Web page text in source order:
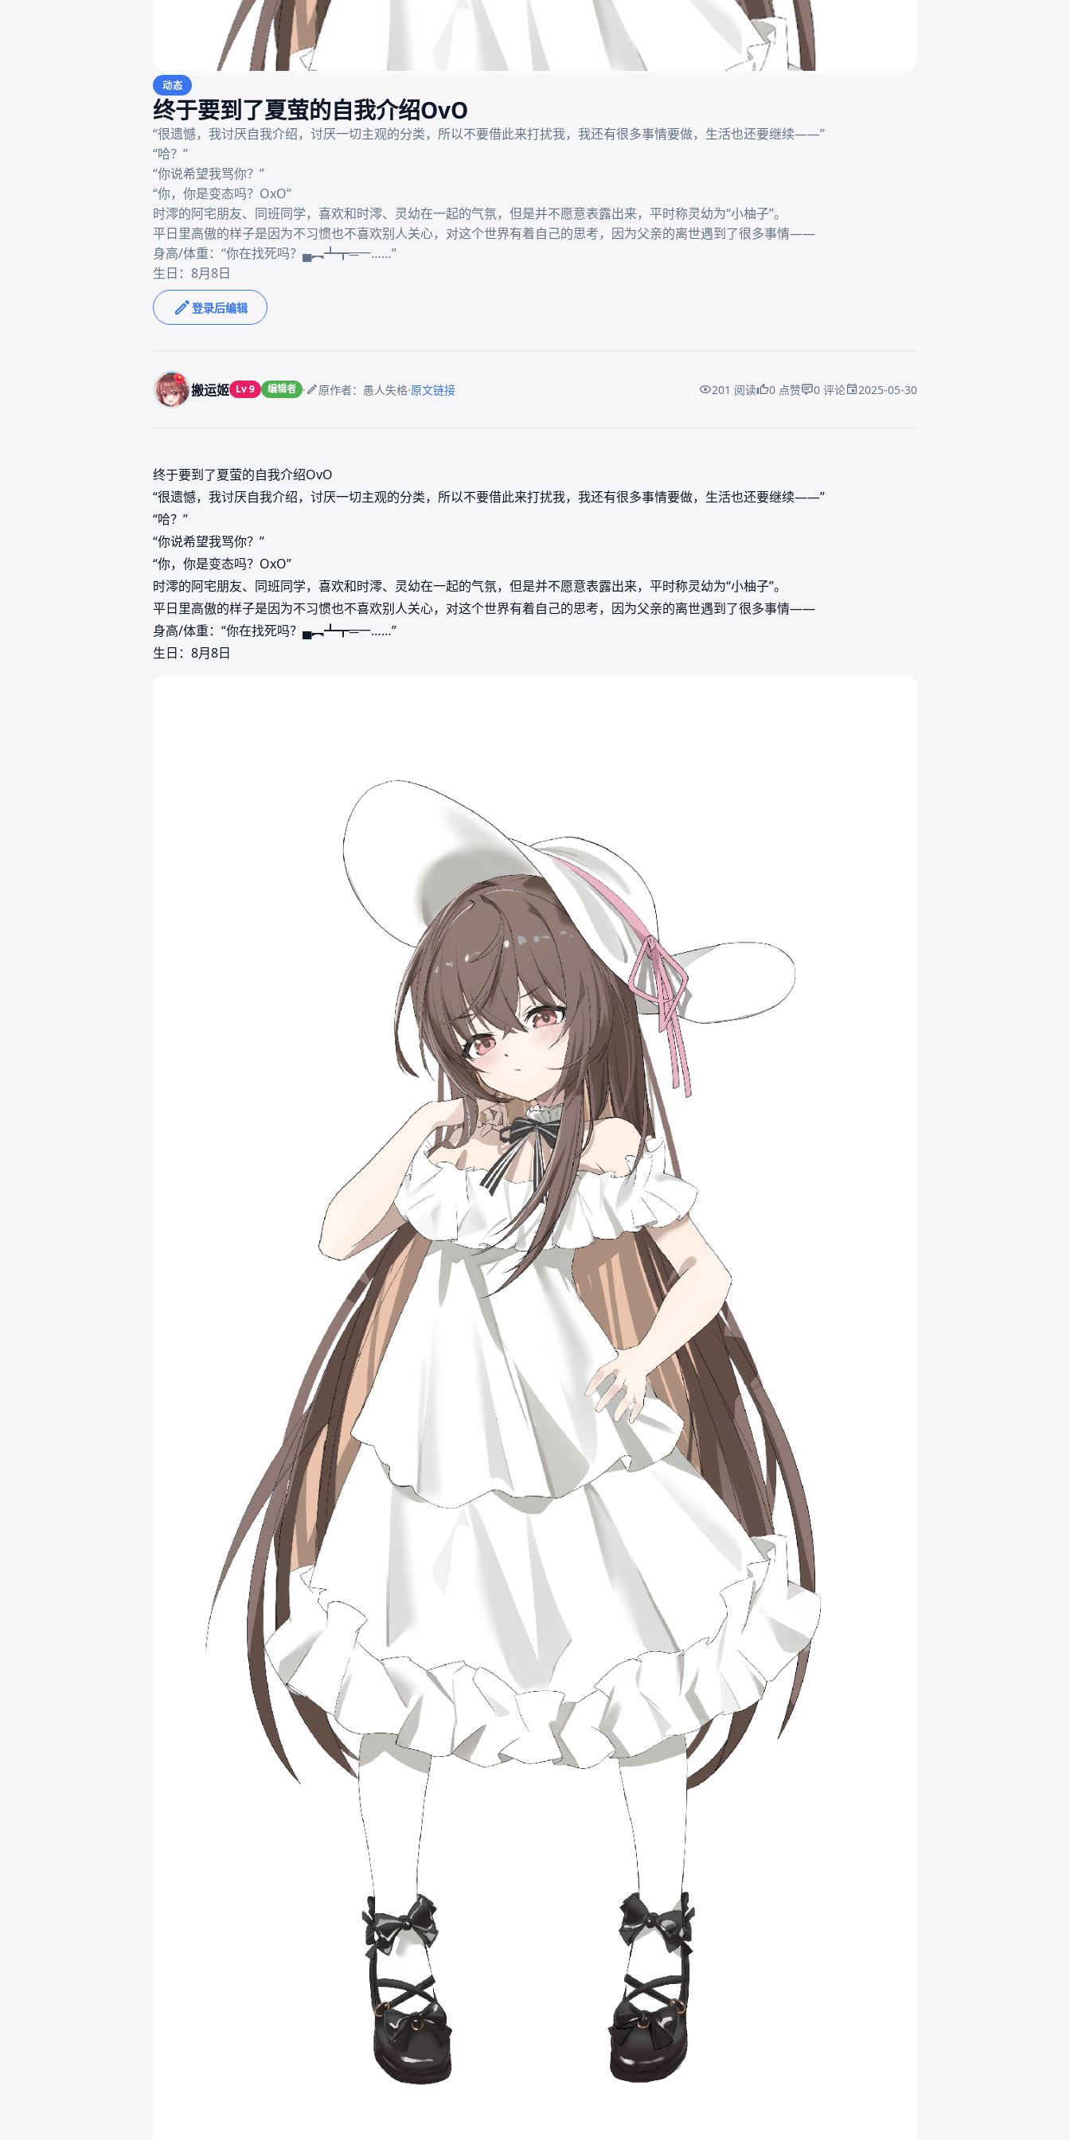
动态
终于要到了夏萤的自我介绍OvO
“很遗憾，我讨厌自我介绍，讨厌一切主观的分类，所以不要借此来打扰我，我还有很多事情要做，生活也还要继续——”
“哈？”
“你说希望我骂你？”
“你，你是变态吗？OxO”
时澪的阿宅朋友、同班同学，喜欢和时澪、灵幼在一起的气氛，但是并不愿意表露出来，平时称灵幼为“小柚子”。
平日里高傲的样子是因为不习惯也不喜欢别人关心，对这个世界有着自己的思考，因为父亲的离世遇到了很多事情——
身高/体重：“你在找死吗？▄︻┻┳═一……”
生日：8月8日
登录后编辑
搬运姬 Lv 9 编辑者 · 原作者：愚人失格·原文链接 201 阅读 0 点赞 0 评论 2025-05-30
终于要到了夏萤的自我介绍OvO
“很遗憾，我讨厌自我介绍，讨厌一切主观的分类，所以不要借此来打扰我，我还有很多事情要做，生活也还要继续——”
“哈？”
“你说希望我骂你？”
“你，你是变态吗？OxO”
时澪的阿宅朋友、同班同学，喜欢和时澪、灵幼在一起的气氛，但是并不愿意表露出来，平时称灵幼为“小柚子”。
平日里高傲的样子是因为不习惯也不喜欢别人关心，对这个世界有着自己的思考，因为父亲的离世遇到了很多事情——
身高/体重：“你在找死吗？▄︻┻┳═一……”
生日：8月8日